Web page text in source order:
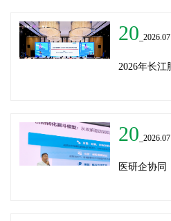
20 _2026.07
20 _2026.07